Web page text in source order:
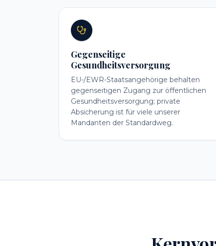
Gegenseitige
Gesundheitsversorgung
EU-/EWR-Staatsangehörige behalten
gegenseitigen Zugang zur öffentlichen
Gesundheitsversorgung; private
Absicherung ist für viele unserer
Mandanten der Standardweg.